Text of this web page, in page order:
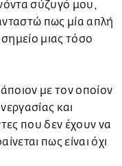
σύζυγό μου,
πως μία απλή
μιας τόσο
με τον οποίον
και
που δεν έχουν να
πως είναι όχι